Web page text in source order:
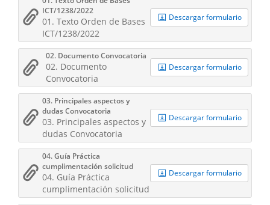
ICT/1238/2022
01. Texto Orden de Bases
ICT/1238/2022
Descargar formulario
02. Documento Convocatoria
02. Documento
Convocatoria
Descargar formulario
03. Principales aspectos y
dudas Convocatoria
03. Principales aspectos y
dudas Convocatoria
Descargar formulario
04. Guía Práctica
cumplimentación solicitud
04. Guía Práctica
cumplimentación solicitud
Descargar formulario